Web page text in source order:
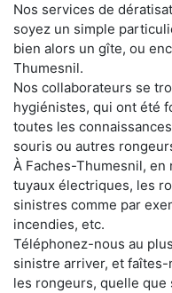
Nos services de
soyez un simple
bien alors un gîte, ou
Thumesnil.
Nos collaborateurs se
hygiénistes, qui ont été
toutes les
souris ou autres
À Faches-Thumesnil, en
tuyaux électriques, les
sinistres comme par
incendies, etc.
Téléphonez-nous au
sinistre arriver, et
les rongeurs, quelle que